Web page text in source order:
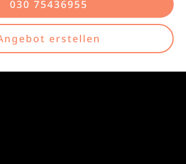
030 75436955
erstellen